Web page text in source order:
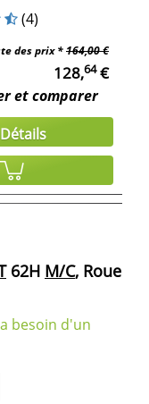
(4)
des prix *164,00 €
128,64€
et comparer
Détails
62H M/C, Roue
besoin d'un